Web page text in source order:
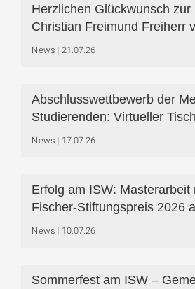
Herzlichen Glückwunsch zur
Christian Freimund Freiherr
News 21.07.26
Abschlusswettbewerb der
Studierenden: Virtueller
News 17.07.26
Erfolg am ISW: Masterarbeit
Fischer-Stiftungspreis 2026
News 10.07.26
Sommerfest am ISW –